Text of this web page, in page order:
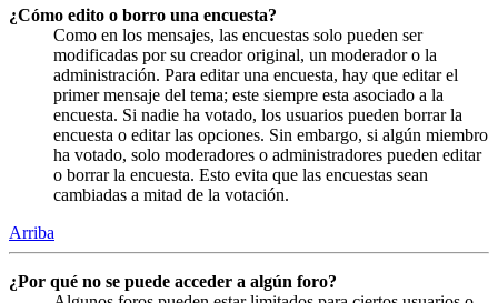
¿Cómo edito o borro una encuesta?
Como en los mensajes, las encuestas solo pueden ser
modificadas por su creador original, un moderador o la
administración. Para editar una encuesta, hay que editar el
primer mensaje del tema; este siempre esta asociado a la
encuesta. Si nadie ha votado, los usuarios pueden borrar la
encuesta o editar las opciones. Sin embargo, si algún miembro
ha votado, solo moderadores o administradores pueden editar
o borrar la encuesta. Esto evita que las encuestas sean
cambiadas a mitad de la votación.
Arriba
¿Por qué no se puede acceder a algún foro?